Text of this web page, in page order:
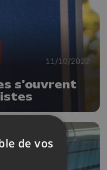
11/10/2022
s'ouvrent
de vos